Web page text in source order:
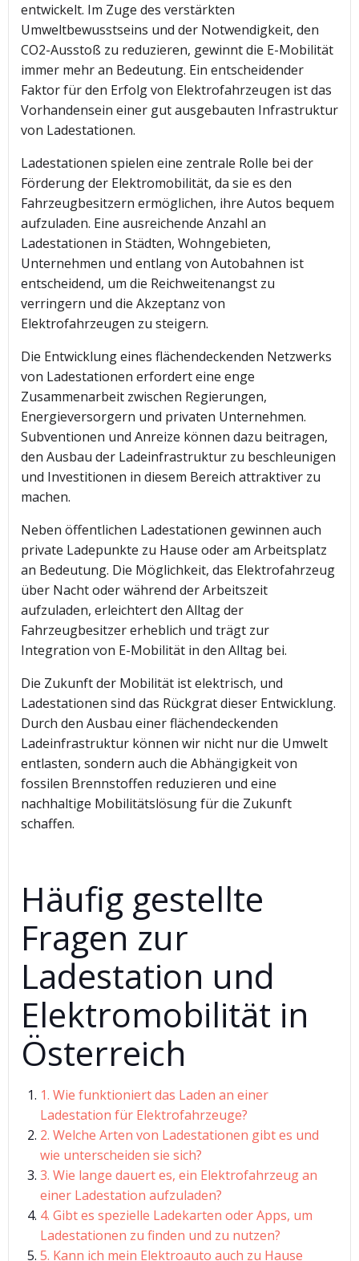
entwickelt. Im Zuge des verstärkten
Umweltbewusstseins und der Notwendigkeit, den
CO2-Ausstoß zu reduzieren, gewinnt die E-Mobilität
immer mehr an Bedeutung. Ein entscheidender
Faktor für den Erfolg von Elektrofahrzeugen ist das
Vorhandensein einer gut ausgebauten Infrastruktur
von Ladestationen.
Ladestationen spielen eine zentrale Rolle bei der
Förderung der Elektromobilität, da sie es den
Fahrzeugbesitzern ermöglichen, ihre Autos bequem
aufzuladen. Eine ausreichende Anzahl an
Ladestationen in Städten, Wohngebieten,
Unternehmen und entlang von Autobahnen ist
entscheidend, um die Reichweitenangst zu
verringern und die Akzeptanz von
Elektrofahrzeugen zu steigern.
Die Entwicklung eines flächendeckenden Netzwerks
von Ladestationen erfordert eine enge
Zusammenarbeit zwischen Regierungen,
Energieversorgern und privaten Unternehmen.
Subventionen und Anreize können dazu beitragen,
den Ausbau der Ladeinfrastruktur zu beschleunigen
und Investitionen in diesem Bereich attraktiver zu
machen.
Neben öffentlichen Ladestationen gewinnen auch
private Ladepunkte zu Hause oder am Arbeitsplatz
an Bedeutung. Die Möglichkeit, das Elektrofahrzeug
über Nacht oder während der Arbeitszeit
aufzuladen, erleichtert den Alltag der
Fahrzeugbesitzer erheblich und trägt zur
Integration von E-Mobilität in den Alltag bei.
Die Zukunft der Mobilität ist elektrisch, und
Ladestationen sind das Rückgrat dieser Entwicklung.
Durch den Ausbau einer flächendeckenden
Ladeinfrastruktur können wir nicht nur die Umwelt
entlasten, sondern auch die Abhängigkeit von
fossilen Brennstoffen reduzieren und eine
nachhaltige Mobilitätslösung für die Zukunft
schaffen.
Häufig gestellte
Fragen zur
Ladestation und
Elektromobilität in
Österreich
1. Wie funktioniert das Laden an einer
Ladestation für Elektrofahrzeuge?
2. Welche Arten von Ladestationen gibt es und
wie unterscheiden sie sich?
3. Wie lange dauert es, ein Elektrofahrzeug an
einer Ladestation aufzuladen?
4. Gibt es spezielle Ladekarten oder Apps, um
Ladestationen zu finden und zu nutzen?
5. Kann ich mein Elektroauto auch zu Hause